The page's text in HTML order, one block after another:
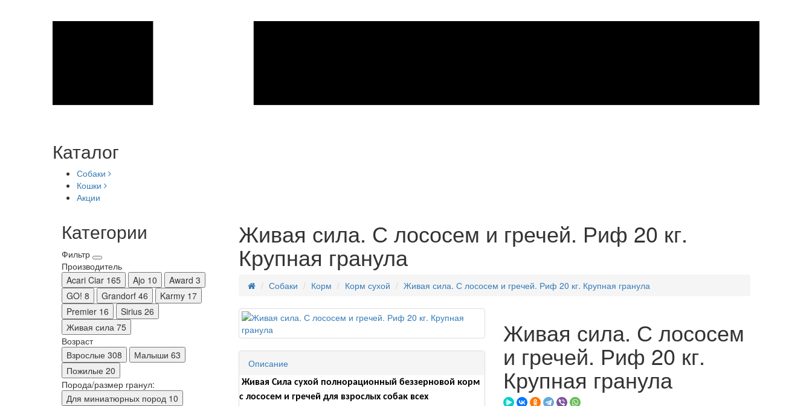
Каталог
Собаки
Кошки
Акции
Категории
Фильтр
Производитель
Acari Ciar 165 Ajo 10 Award 3
GO! 8 Grandorf 46 Karmy 17
Premier 16 Sirius 26
Живая сила 75
Возраст
Взрослые 308 Малыши 63
Пожилые 20
Порода/размер гранул:
Для миниатюрных пород 10
Живая сила. С лососем и гречей. Риф 20 кг.
Крупная гранула
Собаки Корм Корм сухой Живая сила. С лососем и гречей. Риф 20 кг. Крупная гранула
Описание
Живая Сила сухой полнорационный беззерновой корм
с лососем и гречей для взрослых собак всех
Живая сила. С лососем
и гречей. Риф 20 кг.
Крупная гранула